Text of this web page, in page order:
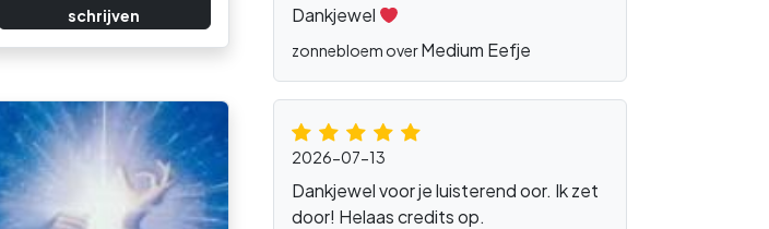
schrijven
Dankjewel
zonnebloem overMedium Eefje
2026-07-13
Dankjewel voor je luisterend oor. Ik zet
door! Helaas credits op.